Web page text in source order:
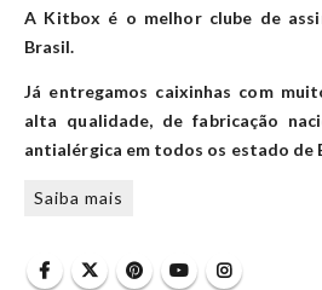
A Kitbox é o melhor clube de
Brasil.
Já entregamos caixinhas com
alta qualidade, de fabricação
antialérgica em todos os estado de
Saiba mais